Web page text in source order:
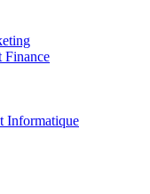
Finance
Informatique